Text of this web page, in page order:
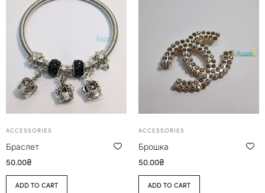
ACCESSORIES
Браслет
50.00₴
ADD TO CART
ACCESSORIES
Брошка
50.00₴
ADD TO CART